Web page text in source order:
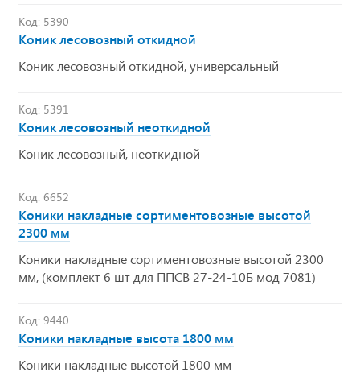
Код: 5390
Коник лесовозный откидной
Коник лесовозный откидной, универсальный
Код: 5391
Коник лесовозный неоткидной
Коник лесовозный, неоткидной
Код: 6652
Коники накладные сортиментовозные высотой
2300 мм
Коники накладные сортиментовозные высотой 2300
мм, (комплект 6 шт для ППСВ 27-24-10Б мод 7081)
Код: 9440
Коники накладные высота 1800 мм
Коники накладные высотой 1800 мм